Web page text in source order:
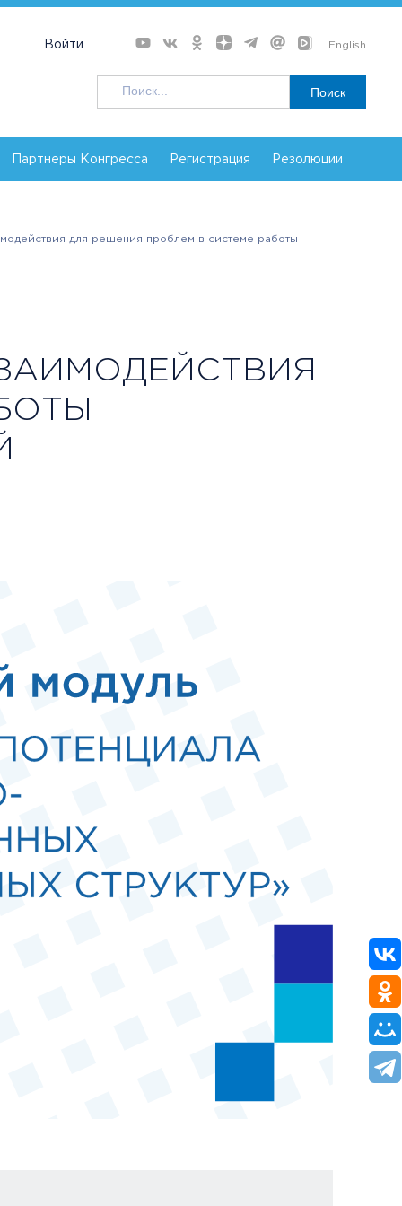
Войти English
Поиск
Партнеры Конгресса Регистрация Резолюции
для решения проблем в системе работы